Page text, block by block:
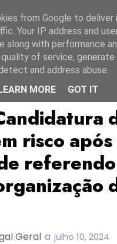
Suíça
risco após
referendo
Geral a julho 10, 2024
from Google to deliver
Your IP address and
along with performance
of service, generate
and address abuse.
MORE
GOT IT